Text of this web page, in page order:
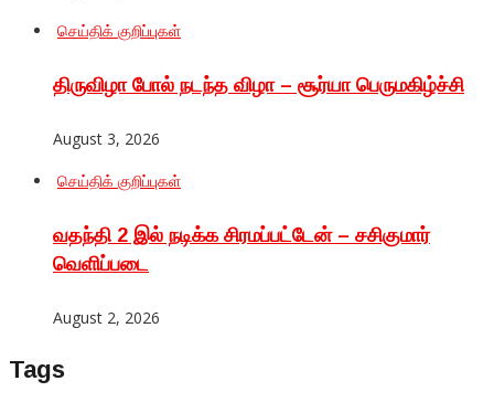
செய்திக் குறிப்புகள்
திருவிழா போல் நடந்த விழா – சூர்யா பெருமகிழ்ச்சி
August 3, 2026
செய்திக் குறிப்புகள்
வதந்தி 2 இல் நடிக்க சிரமப்பட்டேன் – சசிகுமார்
வெளிப்படை
August 2, 2026
Tags